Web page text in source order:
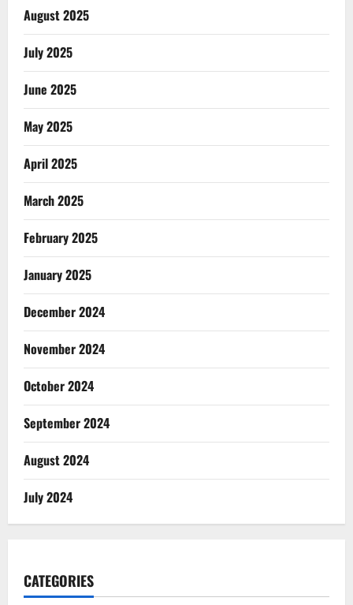
August 2025
July 2025
June 2025
May 2025
April 2025
March 2025
February 2025
January 2025
December 2024
November 2024
October 2024
September 2024
August 2024
July 2024
CATEGORIES